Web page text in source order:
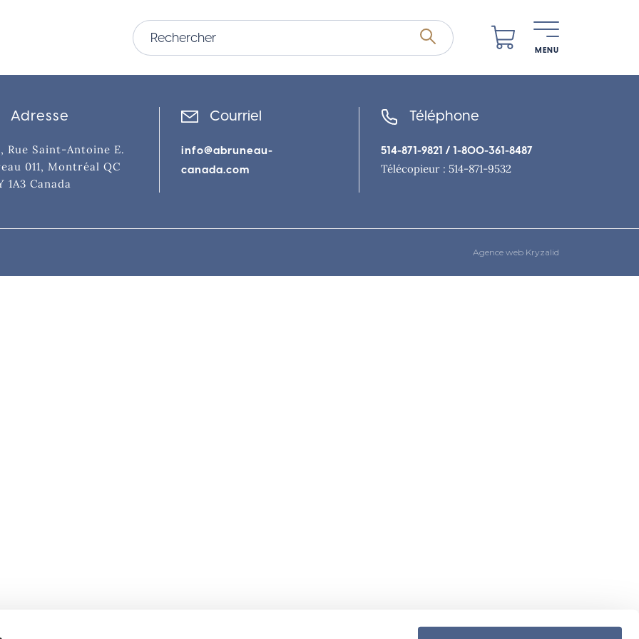
MENU
Adresse
Rue Saint-Antoine E.
011, Montréal QC
1A3 Canada
Courriel
info@abruneau-
canada.com
Téléphone
514-871-9821 / 1-800-361-8487
Télécopieur : 514-871-9532
Agence web Kryzalid